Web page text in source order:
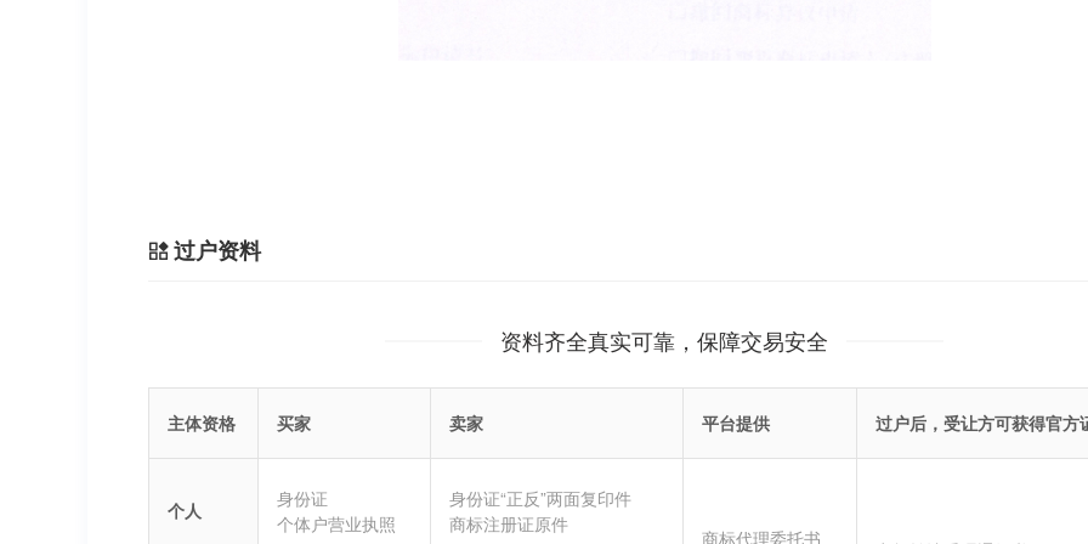
过户资料
资料齐全真实可靠，保障交易安全
主体资格 买家 卖家 平台提供 过户后，受让方可获得官方
个人
身份证
个体户营业执照
身份证“正反”两面复印件
商标注册证原件
商标代理委托书